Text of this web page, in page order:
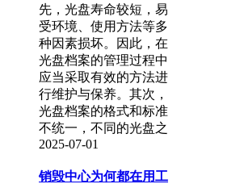
先，光盘寿命较短，易
受环境、使用方法等多
种因素损坏。因此，在
光盘档案的管理过程中
应当采取有效的方法进
行维护与保养。其次，
光盘档案的格式和标准
不统一，不同的光盘之
2025-07-01
销毁中心为何都在用工